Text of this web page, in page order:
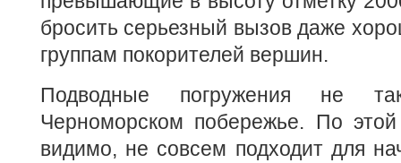
бросить серьезный вызов даже
группам покорителей вершин.
Подводные погружения не
Черноморском побережье. По этой
видимо, не совсем подходит для